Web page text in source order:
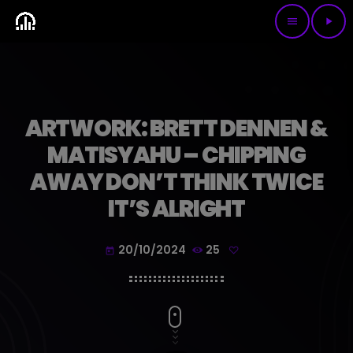
menu play_arrow
ARTWORK: BRETT DENNEN &
MATISYAHU – CHIPPING
AWAY DON’T THINK TWICE
IT’S ALRIGHT
today 20/10/2024 25